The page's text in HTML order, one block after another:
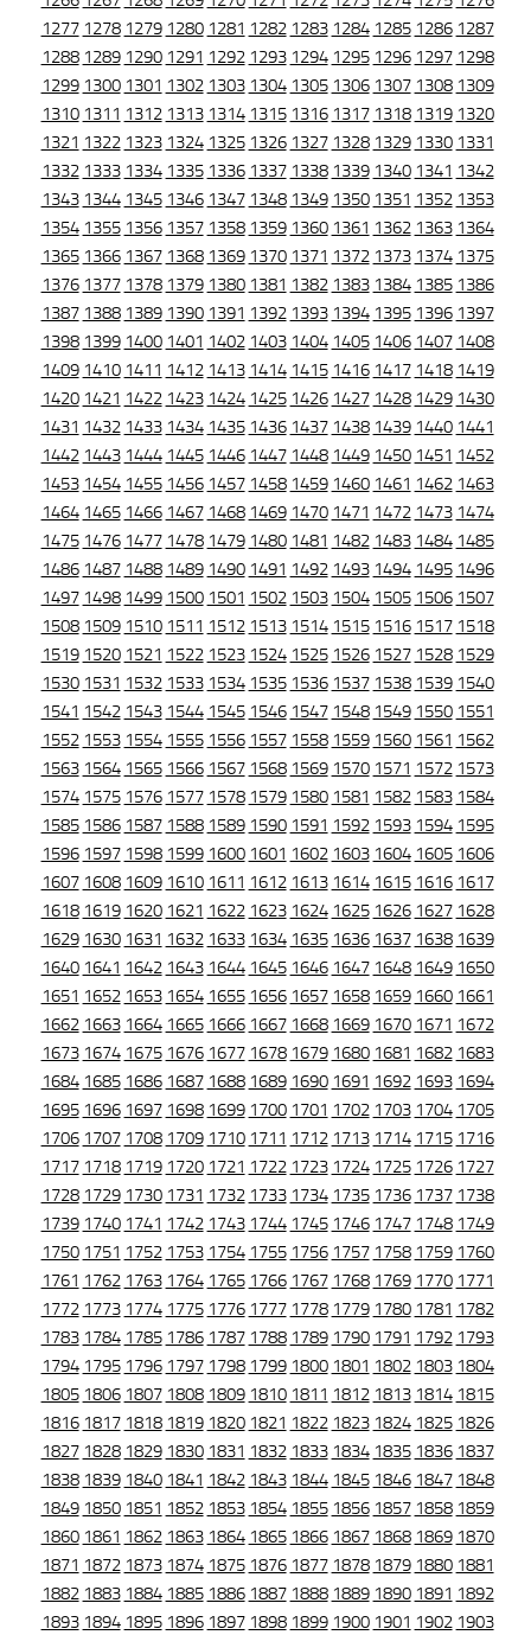
1277 1278 1279 1280 1281 1282 1283 1284 1285 1286 1287
1288 1289 1290 1291 1292 1293 1294 1295 1296 1297 1298
1299 1300 1301 1302 1303 1304 1305 1306 1307 1308 1309
1310 1311 1312 1313 1314 1315 1316 1317 1318 1319 1320
1321 1322 1323 1324 1325 1326 1327 1328 1329 1330 1331
1332 1333 1334 1335 1336 1337 1338 1339 1340 1341 1342
1343 1344 1345 1346 1347 1348 1349 1350 1351 1352 1353
1354 1355 1356 1357 1358 1359 1360 1361 1362 1363 1364
1365 1366 1367 1368 1369 1370 1371 1372 1373 1374 1375
1376 1377 1378 1379 1380 1381 1382 1383 1384 1385 1386
1387 1388 1389 1390 1391 1392 1393 1394 1395 1396 1397
1398 1399 1400 1401 1402 1403 1404 1405 1406 1407 1408
1409 1410 1411 1412 1413 1414 1415 1416 1417 1418 1419
1420 1421 1422 1423 1424 1425 1426 1427 1428 1429 1430
1431 1432 1433 1434 1435 1436 1437 1438 1439 1440 1441
1442 1443 1444 1445 1446 1447 1448 1449 1450 1451 1452
1453 1454 1455 1456 1457 1458 1459 1460 1461 1462 1463
1464 1465 1466 1467 1468 1469 1470 1471 1472 1473 1474
1475 1476 1477 1478 1479 1480 1481 1482 1483 1484 1485
1486 1487 1488 1489 1490 1491 1492 1493 1494 1495 1496
1497 1498 1499 1500 1501 1502 1503 1504 1505 1506 1507
1508 1509 1510 1511 1512 1513 1514 1515 1516 1517 1518
1519 1520 1521 1522 1523 1524 1525 1526 1527 1528 1529
1530 1531 1532 1533 1534 1535 1536 1537 1538 1539 1540
1541 1542 1543 1544 1545 1546 1547 1548 1549 1550 1551
1552 1553 1554 1555 1556 1557 1558 1559 1560 1561 1562
1563 1564 1565 1566 1567 1568 1569 1570 1571 1572 1573
1574 1575 1576 1577 1578 1579 1580 1581 1582 1583 1584
1585 1586 1587 1588 1589 1590 1591 1592 1593 1594 1595
1596 1597 1598 1599 1600 1601 1602 1603 1604 1605 1606
1607 1608 1609 1610 1611 1612 1613 1614 1615 1616 1617
1618 1619 1620 1621 1622 1623 1624 1625 1626 1627 1628
1629 1630 1631 1632 1633 1634 1635 1636 1637 1638 1639
1640 1641 1642 1643 1644 1645 1646 1647 1648 1649 1650
1651 1652 1653 1654 1655 1656 1657 1658 1659 1660 1661
1662 1663 1664 1665 1666 1667 1668 1669 1670 1671 1672
1673 1674 1675 1676 1677 1678 1679 1680 1681 1682 1683
1684 1685 1686 1687 1688 1689 1690 1691 1692 1693 1694
1695 1696 1697 1698 1699 1700 1701 1702 1703 1704 1705
1706 1707 1708 1709 1710 1711 1712 1713 1714 1715 1716
1717 1718 1719 1720 1721 1722 1723 1724 1725 1726 1727
1728 1729 1730 1731 1732 1733 1734 1735 1736 1737 1738
1739 1740 1741 1742 1743 1744 1745 1746 1747 1748 1749
1750 1751 1752 1753 1754 1755 1756 1757 1758 1759 1760
1761 1762 1763 1764 1765 1766 1767 1768 1769 1770 1771
1772 1773 1774 1775 1776 1777 1778 1779 1780 1781 1782
1783 1784 1785 1786 1787 1788 1789 1790 1791 1792 1793
1794 1795 1796 1797 1798 1799 1800 1801 1802 1803 1804
1805 1806 1807 1808 1809 1810 1811 1812 1813 1814 1815
1816 1817 1818 1819 1820 1821 1822 1823 1824 1825 1826
1827 1828 1829 1830 1831 1832 1833 1834 1835 1836 1837
1838 1839 1840 1841 1842 1843 1844 1845 1846 1847 1848
1849 1850 1851 1852 1853 1854 1855 1856 1857 1858 1859
1860 1861 1862 1863 1864 1865 1866 1867 1868 1869 1870
1871 1872 1873 1874 1875 1876 1877 1878 1879 1880 1881
1882 1883 1884 1885 1886 1887 1888 1889 1890 1891 1892
1893 1894 1895 1896 1897 1898 1899 1900 1901 1902 1903